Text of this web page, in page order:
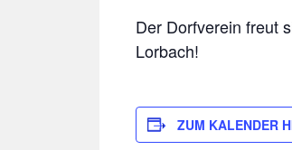
Der Dorfverein freut
Lorbach!
ZUM KALENDER